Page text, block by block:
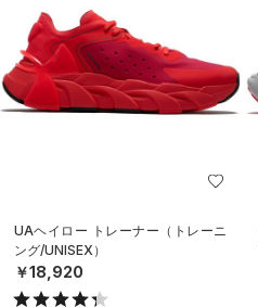
UAヘイロー トレーナー（トレーニ
ング/UNISEX）
￥18,920